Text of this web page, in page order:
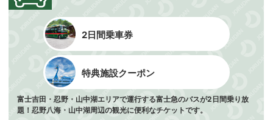
2日間乗車券
特典施設クーポン
富士吉田・忍野・山中湖エリアで運行する富士急のバスが2日間乗り放
題！忍野八海・山中湖周辺の観光に便利なチケットです。